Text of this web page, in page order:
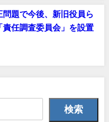
問題で今後、新旧役員ら
任調査委員会」を設置
検索